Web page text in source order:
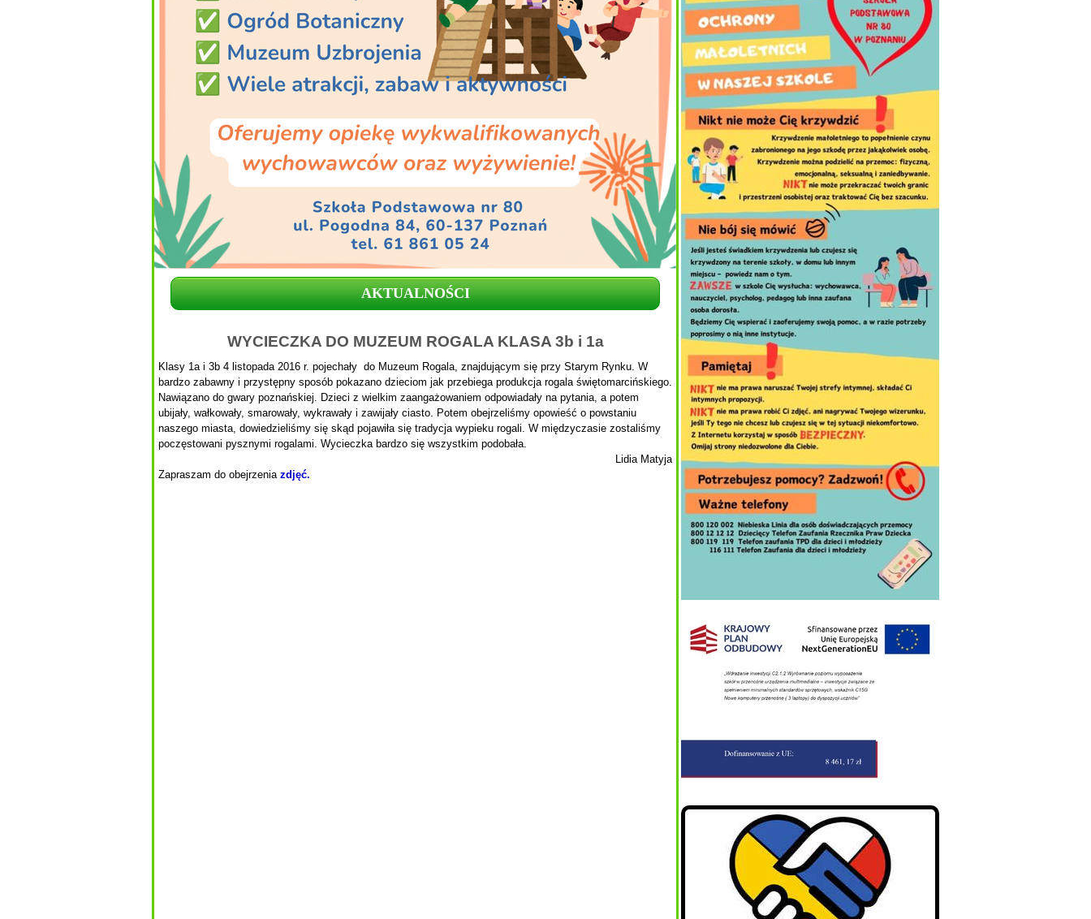
AKTUALNOŚCI
WYCIECZKA DO MUZEUM ROGALA KLASA 3b i 1a
Klasy 1a i 3b 4 listopada 2016 r. pojechały do Muzeum Rogala, znajdującym się przy Starym Rynku. W
bardzo zabawny i przystępny sposób pokazano dzieciom jak przebiega produkcja rogala świętomarcińskiego.
Nawiązano do gwary poznańskiej. Dzieci z wielkim zaangażowaniem odpowiadały na pytania, a potem
ubijały, wałkowały, smarowały, wykrawały i zawijały ciasto. Potem obejrzeliśmy opowieść o powstaniu
naszego miasta, dowiedzieliśmy się skąd pojawiła się tradycja wypieku rogali. W międzyczasie zostaliśmy
poczęstowani pysznymi rogalami. Wycieczka bardzo się wszystkim podobała.
Lidia Matyja
Zapraszam do obejrzenia zdjęć.